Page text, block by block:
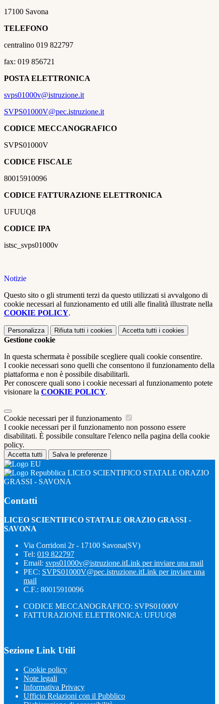
17100 Savona
TELEFONO
centralino 019 822797
fax: 019 856721
POSTA ELETTRONICA
svps01000v@istruzione.it
SVPS01000V@pec.istruzione.it
CODICE MECCANOGRAFICO
SVPS01000V
CODICE FISCALE
80015910096
CODICE FATTURAZIONE ELETTRONICA
UFUUQ8
CODICE IPA
istsc_svps01000v
Notizie
Questo sito o gli strumenti terzi da questo utilizzati si avvalgono di
cookie necessari al funzionamento ed utili alle finalità illustrate nella
COOKIE POLICY.
Personalizza Rifiuta tutti i cookies Accetta tutti i cookies
Gestione cookie
In questa schermata è possibile scegliere quali cookie consentire.
I cookie necessari sono quelli che consentono il funzionamento della
piattaforma e non è possibile disabilitarli.
Per conoscere quali sono i cookie necessari al funzionamento potete
visionare la COOKIE POLICY.
Cookie necessari per il funzionamento
I cookie necessari per il funzionamento non possono essere
disabilitati. È possibile consultare l'elenco nella pagina della cookie
policy.
Accetta tutti Salva le preferenze
LICEO SCIENTIFICO STATALE ORAZIO
GRASSI - SAVONA
Contatti
LICEO SCIENTIFICO STATALE ORAZIO GRASSI -
SAVONA
Via Corridoni 2r - 17100 Savona(SV)
Tel: 019 822797
Email: svps01000v@istruzione.itLink per inviare una mail
PEC: SVPS01000V@pec.istruzione.itLink per inviare una
mail
C.F.: 80015910096
CODICE MECCANOGRAFICO: SVPS01000V
FATTURAZIONE ELETTRONICA: UFUUQ8
Sezione Link Utili
Cookie policy
Note legali
Informativa Privacy
Ufficio Relazioni con il Pubblico